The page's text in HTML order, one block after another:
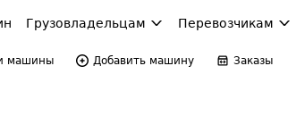
Грузовладельцам Перевозчикам
машины Добавить машину Заказы